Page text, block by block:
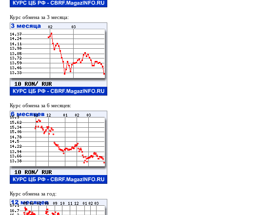
Курс обмена за 3 месяца:
Курс обмена за 6 месяцев:
Курс обмена за год: